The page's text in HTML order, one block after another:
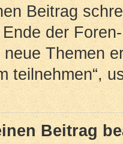
Beitrag
der
Themen
teilnehmen“,
Beitrag